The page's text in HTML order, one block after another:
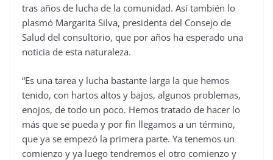
tras años de lucha de la comunidad. Así también lo
plasmó Margarita Silva, presidenta del Consejo de
Salud del consultorio, que por años ha esperado una
noticia de esta naturaleza.
“Es una tarea y lucha bastante larga la que hemos
tenido, con hartos altos y bajos, algunos problemas,
enojos, de todo un poco. Hemos tratado de hacer lo
más que se pueda y por fin llegamos a un término,
que ya se empezó la primera parte. Ya tenemos un
comienzo y ya luego tendremos el otro comienzo y